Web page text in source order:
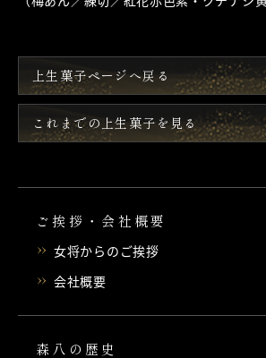
ご挨拶・会社概要
女将からのご挨拶
会社概要
森八の歴史
上生菓子ページへ戻る
これまでの上生菓子を見る